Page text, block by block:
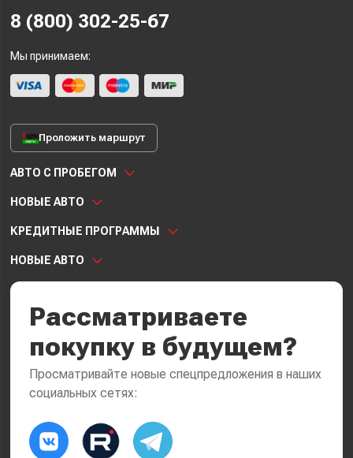
8 (800) 302-25-67
Мы принимаем:
Проложить маршрут
АВТО С ПРОБЕГОМ
НОВЫЕ АВТО
КРЕДИТНЫЕ ПРОГРАММЫ
НОВЫЕ АВТО
Рассматриваете
покупку в будущем?
Просматривайте новые спецпредложения в наших
социальных сетях: